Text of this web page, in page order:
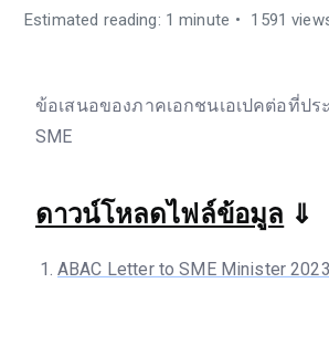
Estimated reading: 1 minute 1591
ข้อเสนอของภาคเอกชนเอเปคต่อที่ปร
SME
ดาวน์โหลดไฟล์ข้อมูล ⇓
ABAC Letter to SME Minister 2023